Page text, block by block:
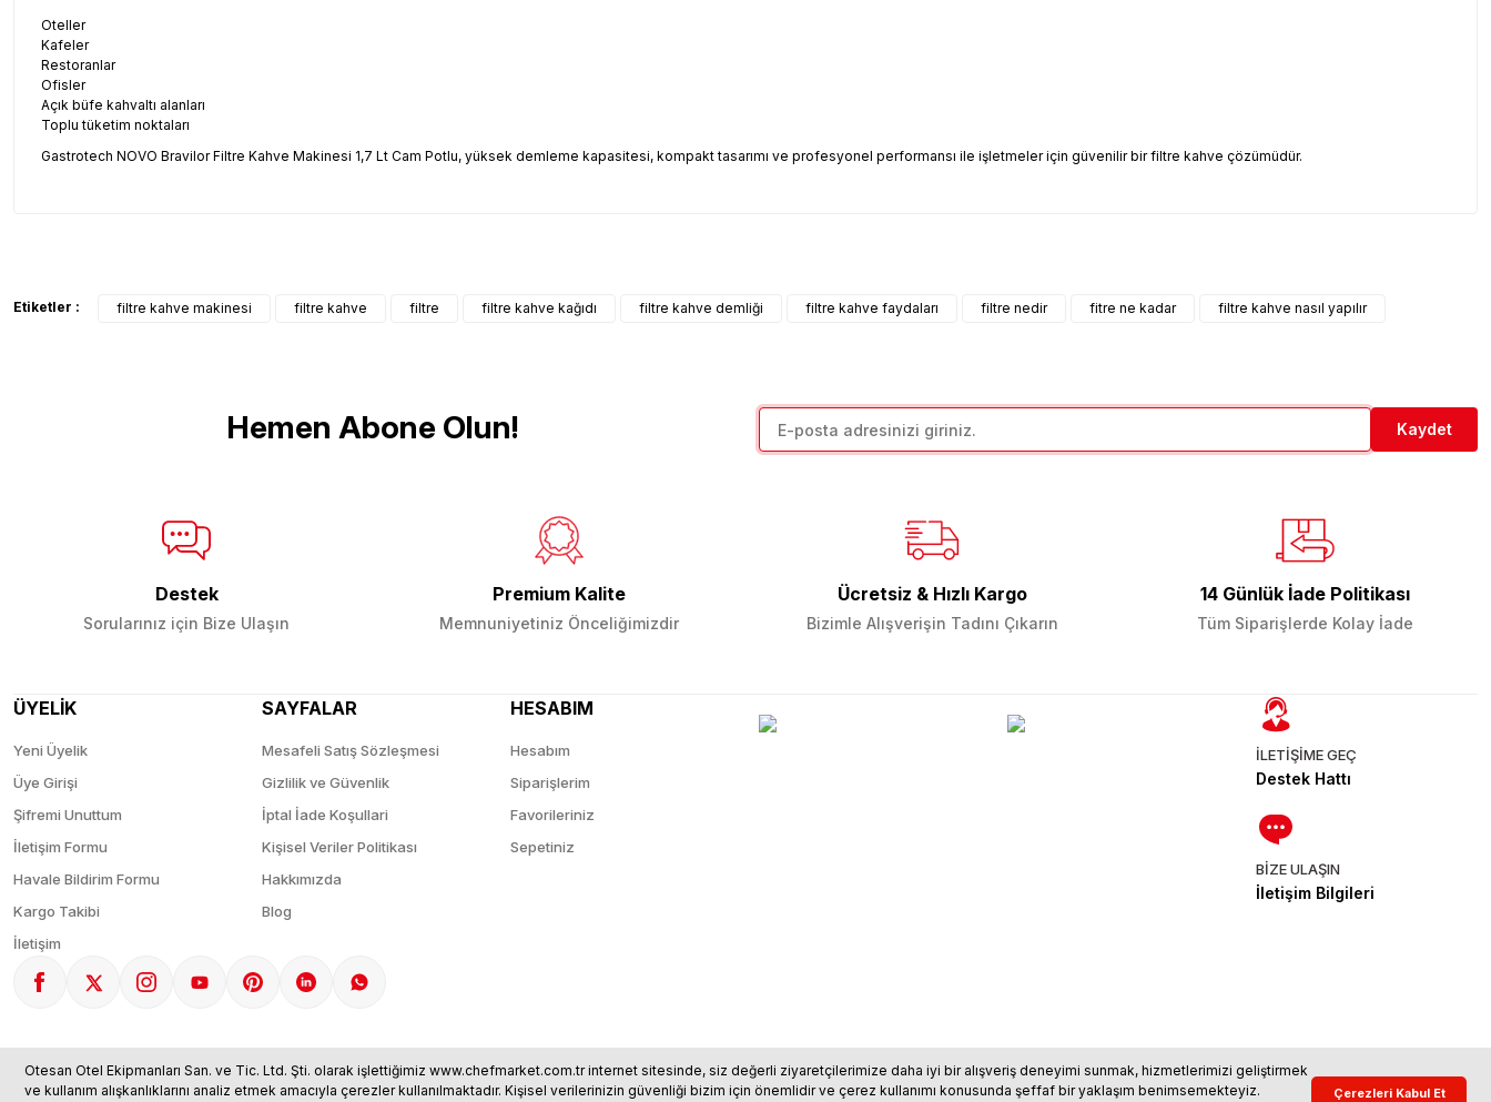
Otesan Otel Ekipmanları San. ve Tic. Ltd. Şti. olarak işlettiğimiz www.chefmarket.com.tr internet sitesinde, siz değerli ziyaretçilerimize daha iyi bir alışveriş deneyimi sunmak, hizmetlerimizi geliştirmek
ve kullanım alışkanlıklarını analiz etmek amacıyla çerezler kullanılmaktadır. Kişisel verilerinizin güvenliği bizim için önemlidir ve çerez kullanımı konusunda şeffaf bir yaklaşım benimsemekteyiz.
Çerezleri Kabul Et
Oteller
Kafeler
Restoranlar
Ofisler
Açık büfe kahvaltı alanları
Toplu tüketim noktaları
Gastrotech NOVO Bravilor Filtre Kahve Makinesi 1,7 Lt Cam Potlu, yüksek demleme kapasitesi, kompakt tasarımı ve profesyonel performansı ile işletmeler için güvenilir bir filtre kahve çözümüdür.
Yorum Yaz
Bu ürüne benzer farklı alternatifler olmalı.
Etiketler : filtre kahve makinesi filtre kahve filtre filtre kahve kağıdı filtre kahve demliği filtre kahve faydaları filtre nedir fitre ne kadar filtre kahve nasıl yapılır
Hemen Abone Olun! Kaydet
Destek
Sorularınız için Bize Ulaşın
Premium Kalite
Memnuniyetiniz Önceliğimizdir
Ücretsiz & Hızlı Kargo
Bizimle Alışverişin Tadını Çıkarın
14 Günlük İade Politikası
Tüm Siparişlerde Kolay İade
ÜYELİK
Yeni Üyelik
Üye Girişi
Şifremi Unuttum
İletişim Formu
Havale Bildirim Formu
Kargo Takibi
İletişim
SAYFALAR
Mesafeli Satış Sözleşmesi
Gizlilik ve Güvenlik
İptal İade Koşullari
Kişisel Veriler Politikası
Hakkımızda
Blog
HESABIM
Hesabım
Siparişlerim
Favorileriniz
Sepetiniz
İLETİŞİME GEÇ
Destek Hattı
BİZE ULAŞIN
İletişim Bilgileri
© 2025 chefmarket.com.tr Çerez Politikası KVKK Aydınlatma Metni